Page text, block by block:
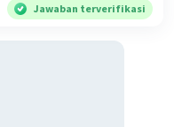
Jawaban terverifikasi